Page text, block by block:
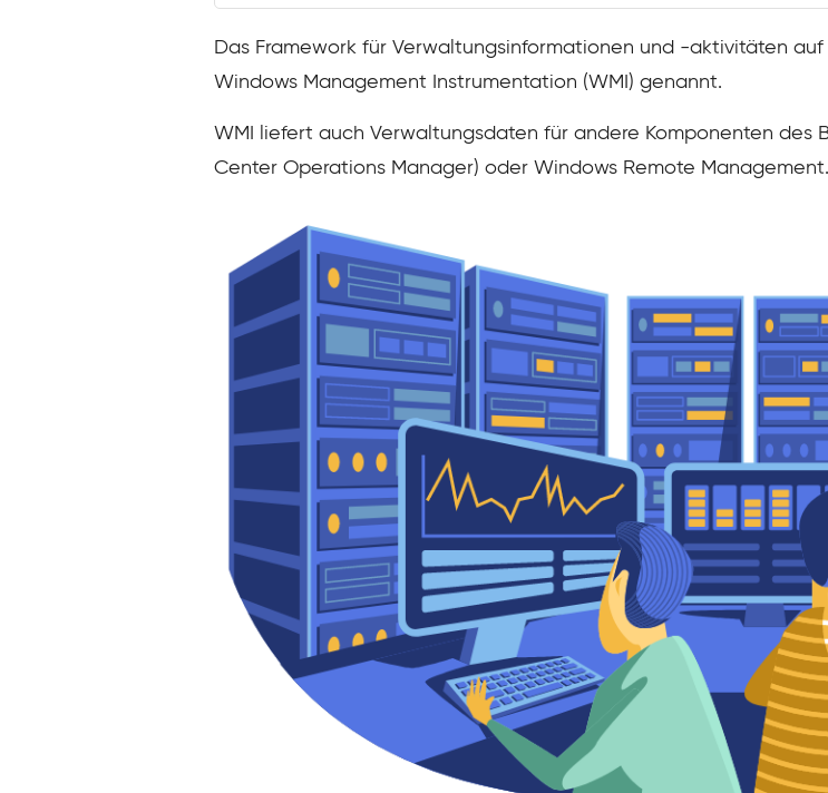
Das Framework für Verwaltungsinformationen und -aktivitäten
Windows Management Instrumentation (WMI) genannt.
WMI liefert auch Verwaltungsdaten für andere Komponenten des
Center Operations Manager) oder Windows Remote Management.